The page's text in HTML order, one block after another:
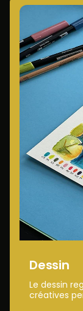
Dessin
Le dessin
créatives